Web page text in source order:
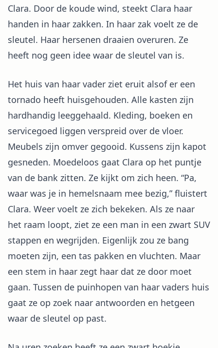
Clara. Door de koude wind, steekt Clara haar
handen in haar zakken. In haar zak voelt ze de
sleutel. Haar hersenen draaien overuren. Ze
heeft nog geen idee waar de sleutel van is.
Het huis van haar vader ziet eruit alsof er een
tornado heeft huisgehouden. Alle kasten zijn
hardhandig leeggehaald. Kleding, boeken en
servicegoed liggen verspreid over de vloer.
Meubels zijn omver gegooid. Kussens zijn kapot
gesneden. Moedeloos gaat Clara op het puntje
van de bank zitten. Ze kijkt om zich heen. “Pa,
waar was je in hemelsnaam mee bezig,” fluistert
Clara. Weer voelt ze zich bekeken. Als ze naar
het raam loopt, ziet ze een man in een zwart SUV
stappen en wegrijden. Eigenlijk zou ze bang
moeten zijn, een tas pakken en vluchten. Maar
een stem in haar zegt haar dat ze door moet
gaan. Tussen de puinhopen van haar vaders huis
gaat ze op zoek naar antwoorden en hetgeen
waar de sleutel op past.